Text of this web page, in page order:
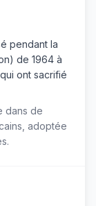
pendant la
de 1964 à
ont sacrifié
dans de
adoptée